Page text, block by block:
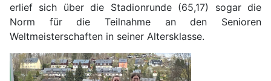
erlief sich über die Stadionrunde (65,17) sogar die
Norm für die Teilnahme an den Senioren
Weltmeisterschaften in seiner Altersklasse.